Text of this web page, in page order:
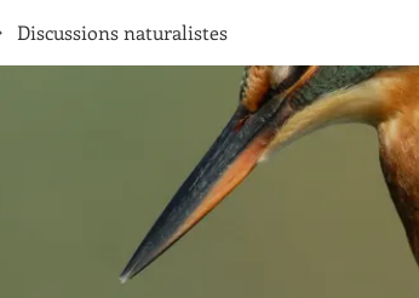
Discussions naturalistes